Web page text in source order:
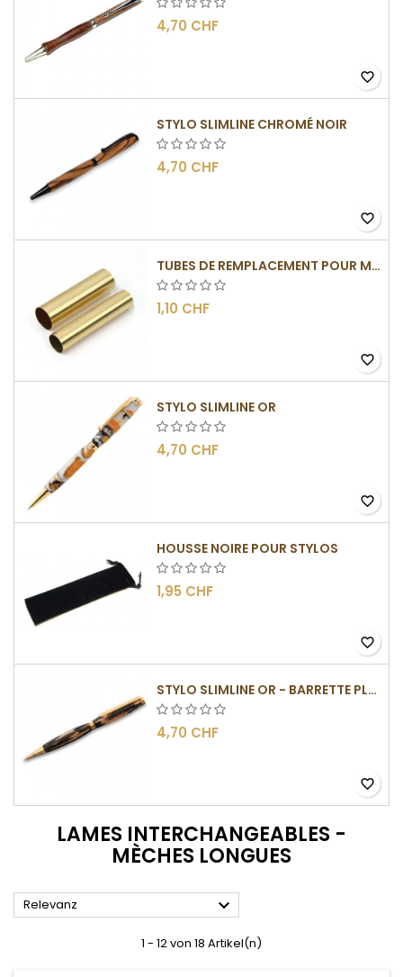
4,70 CHF
favorite_border
STYLO SLIMLINE CHROMÉ NOIR
4,70 CHF
favorite_border
TUBES DE REMPLACEMENT POUR MÉCANISMES SLIMLINE
1,10 CHF
favorite_border
STYLO SLIMLINE OR
4,70 CHF
favorite_border
HOUSSE NOIRE POUR STYLOS
1,95 CHF
favorite_border
STYLO SLIMLINE OR - BARRETTE PLATE
4,70 CHF
favorite_border
LAMES INTERCHANGEABLES -
MÈCHES LONGUES
Relevanz 
1 - 12 von 18 Artikel(n)